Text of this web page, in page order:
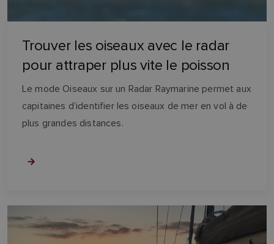
Trouver les oiseaux avec le radar
pour attraper plus vite le poisson
Le mode Oiseaux sur un Radar Raymarine permet aux
capitaines d’identifier les oiseaux de mer en vol à de
plus grandes distances.